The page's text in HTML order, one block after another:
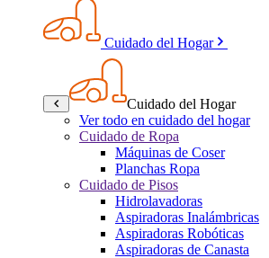
Cuidado del Hogar
Cuidado del Hogar
Ver todo en cuidado del hogar
Cuidado de Ropa
Máquinas de Coser
Planchas Ropa
Cuidado de Pisos
Hidrolavadoras
Aspiradoras Inalámbricas
Aspiradoras Robóticas
Aspiradoras de Canasta